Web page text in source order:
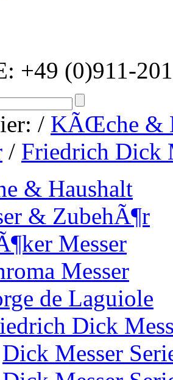
+49 (0)911-
/ KÃŒche &
/ Friedrich Dick
& Haushalt
& ZubehÃ¶r
Messer
Messer
de Laguiole
Dick
Dick Messer